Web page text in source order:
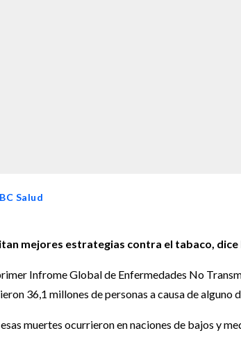
Salud
mejores estrategias contra el tabaco, dice
Infrome Global de Enfermedades No
36,1 millones de personas a causa de alguno
muertes ocurrieron en naciones de bajos y